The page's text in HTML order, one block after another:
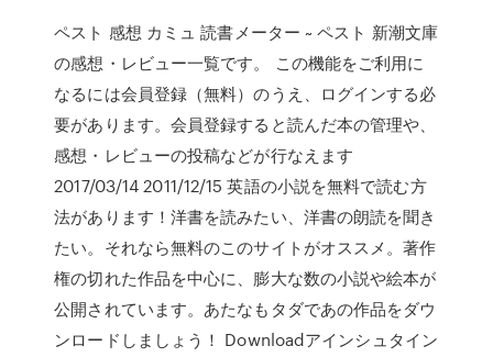
ペスト 感想 カミュ 読書メーター ~ ペスト 新潮文庫
の感想・レビュー一覧です。 この機能をご利用に
なるには会員登録（無料）のうえ、ログインする必
要があります。会員登録すると読んだ本の管理や、
感想・レビューの投稿などが行なえます
2017/03/14 2011/12/15 英語の小説を無料で読む方
法があります！洋書を読みたい、洋書の朗読を聞き
たい。それなら無料のこのサイトがオススメ。著作
権の切れた作品を中心に、膨大な数の小説や絵本が
公開されています。あたなもタダであの作品をダウ
ンロードしましょう！ Downloadアインシュタイン